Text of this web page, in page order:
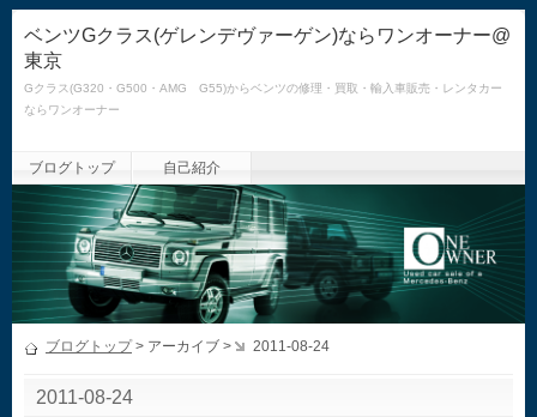
ベンツGクラス(ゲレンデヴァーゲン)ならワンオーナー@
東京
Gクラス(G320・G500・AMG G55)からベンツの修理・買取・輸入車販売・レンタカー
ならワンオーナー
ブログトップ 自己紹介
ブログトップ> アーカイブ > 2011-08-24
2011-08-24